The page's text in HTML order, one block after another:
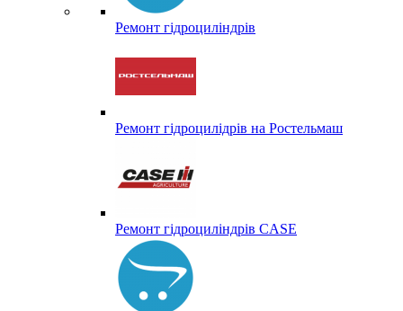
Ремонт гідроциліндрів
Ремонт гідроцилідрів на Ростельмаш
Ремонт гідроциліндрів CASE